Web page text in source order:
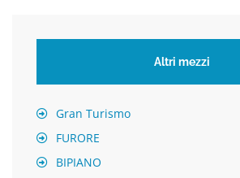
Altri mezzi
Gran Turismo
FURORE
BIPIANO